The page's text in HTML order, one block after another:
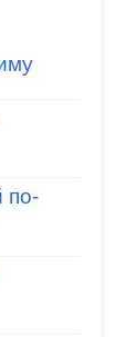
по-